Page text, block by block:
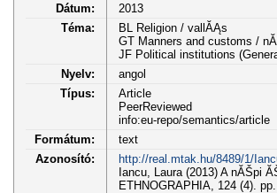
Dátum:
2013
Téma:
BL Religion / vallĂĄs
GT Manners and customs /
JF Political institutions
Nyelv:
angol
Típus:
Article
PeerReviewed
info:eu-repo/semantics/article
Formátum:
text
Azonosító:
http://real.mtak.hu/8489/1/
Iancu, Laura (2013) A nĂŠpi
ETHNOGRAPHIA, 124 (4).